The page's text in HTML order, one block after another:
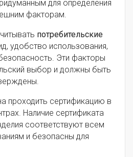
для определения
факторам.
потребительские
удобство использования,
Эти факторы
выбор и должны быть
проходить сертификацию в
Наличие сертификата
соответствуют всем
и безопасны для